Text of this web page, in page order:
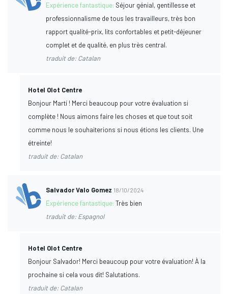
Expérience fantastique: Séjour génial, gentillesse et
professionnalisme de tous les travailleurs, très bon
rapport qualité-prix, lits confortables et petit-déjeuner
complet et de qualité, en plus très central.
traduit de: Catalan
Hotel Olot Centre
Bonjour Martí ! Merci beaucoup pour votre évaluation si
complète ! Nous aimons faire les choses et que tout soit
comme nous le souhaiterions si nous étions les clients. Une
étreinte!
traduit de: Catalan
Salvador Valo Gomez 18/10/2024
Expérience fantastique:Très bien
traduit de: Espagnol
Hotel Olot Centre
Bonjour Salvador! Merci beaucoup pour votre évaluation! À la
prochaine si cela vous dit! Salutations.
traduit de: Catalan